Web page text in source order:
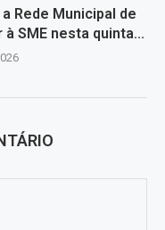
Rede Municipal de
SME nesta quinta...